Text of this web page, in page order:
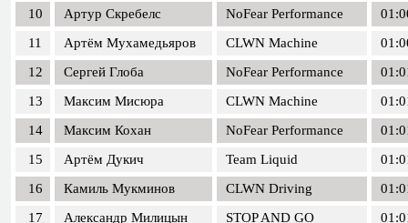
10
Артур Скребелс NoFear Performance
11
Артём Мухамедьяров CLWN Machine
12
Сергей Глоба NoFear Performance
13
Максим Мисюра CLWN Machine
14
Максим Кохан NoFear Performance
15
Артём Дукич Team Liquid
16
Камиль Мукминов CLWN Driving
17
Александр Милицын STOP AND GO